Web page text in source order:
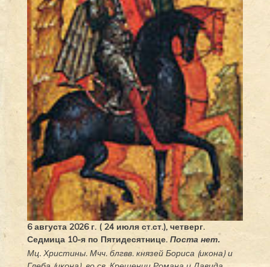
6 августа 2026 г. ( 24 июля ст.ст.), четверг.
Седмица 10-я по Пятидесятнице. Поста нет.
Мц. Христины. Мчч. блгвв. князей Бориса(икона) и